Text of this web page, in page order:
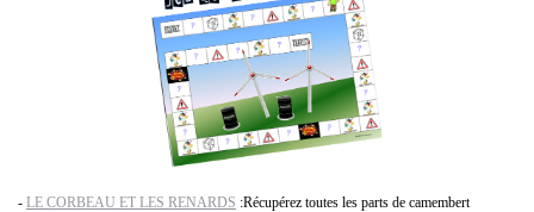
- LE CORBEAU ET LES RENARDS :Récupérez toutes les parts de camembert